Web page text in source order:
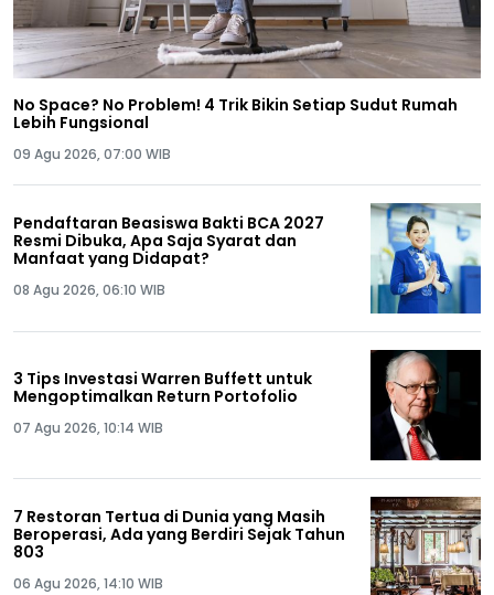
No Space? No Problem! 4 Trik Bikin Setiap Sudut Rumah
Lebih Fungsional
09 Agu 2026, 07:00 WIB
Pendaftaran Beasiswa Bakti BCA 2027
Resmi Dibuka, Apa Saja Syarat dan
Manfaat yang Didapat?
08 Agu 2026, 06:10 WIB
3 Tips Investasi Warren Buffett untuk
Mengoptimalkan Return Portofolio
07 Agu 2026, 10:14 WIB
7 Restoran Tertua di Dunia yang Masih
Beroperasi, Ada yang Berdiri Sejak Tahun
803
06 Agu 2026, 14:10 WIB